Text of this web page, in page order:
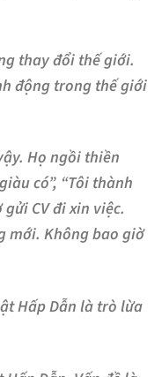
thay đổi thế giới.
động trong thế giới
Họ ngồi thiền
có”, “Tôi thành
CV đi xin việc.
mới. Không bao giờ
Hấp Dẫn là trò lừa